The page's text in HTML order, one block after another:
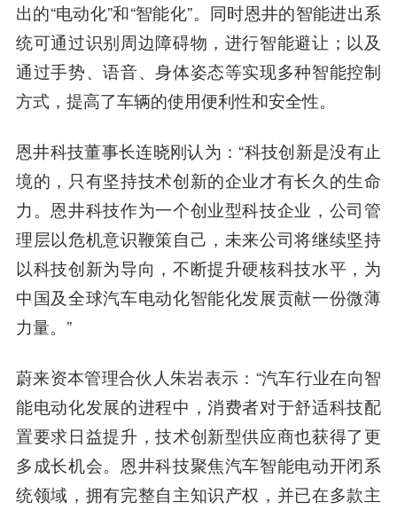
出的“电动化”和“智能化”。同时恩井的智能进出系
统可通过识别周边障碍物，进行智能避让；以及
通过手势、语音、身体姿态等实现多种智能控制
方式，提高了车辆的使用便利性和安全性。
恩井科技董事长连晓刚认为：“科技创新是没有止
境的，只有坚持技术创新的企业才有长久的生命
力。恩井科技作为一个创业型科技企业，公司管
理层以危机意识鞭策自己，未来公司将继续坚持
以科技创新为导向，不断提升硬核科技水平，为
中国及全球汽车电动化智能化发展贡献一份微薄
力量。”
蔚来资本管理合伙人朱岩表示： “汽车行业在向智
能电动化发展的进程中，消费者对于舒适科技配
置要求日益提升，技术创新型供应商也获得了更
多成长机会。恩井科技聚焦汽车智能电动开闭系
统领域，拥有完整自主知识产权，并已在多款主